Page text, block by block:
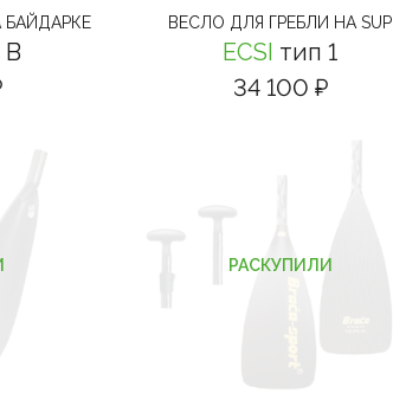
БАЙДАРКЕ
B
ВЕСЛО ДЛЯ ГРЕБЛИ НА SUP
ECSI тип 1
34 100 ₽
РАСКУПИЛИ